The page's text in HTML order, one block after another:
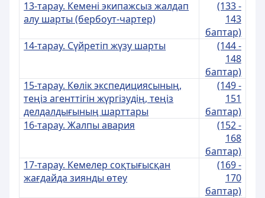
13-тарау. Кемені экипажсыз жалдап
алу шарты (бербоут-чартер)
(133 -
143
баптар)
14-тарау. Сүйретіп жүзу шарты
(144 -
148
баптар)
15-тарау. Көлік экспедициясының,
теңіз агенттігін жүргізудің, теңіз
делдалдығының шарттары
(149 -
151
баптар)
16-тарау. Жалпы авария
(152 -
168
баптар)
17-тарау. Кемелер соқтығысқан
жағдайда зиянды өтеу
(169 -
170
баптар)